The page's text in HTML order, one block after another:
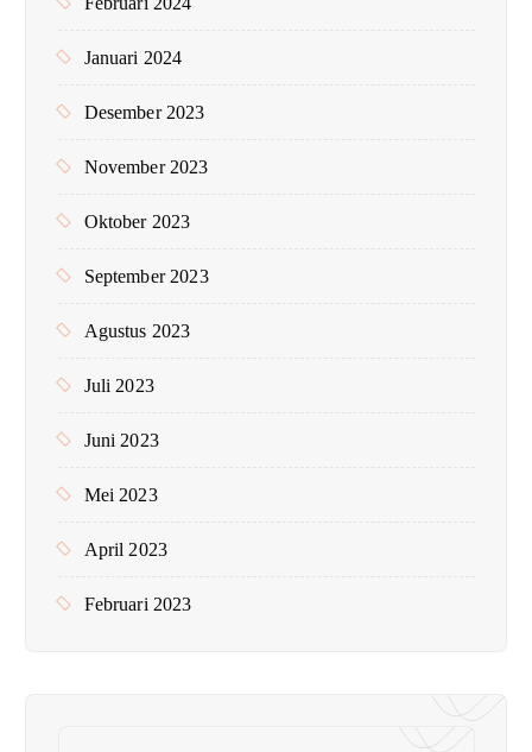
Januari 2024
Desember 2023
November 2023
Oktober 2023
September 2023
Agustus 2023
Juli 2023
Juni 2023
Mei 2023
April 2023
Februari 2023